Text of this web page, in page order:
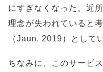
にすぎなくなった。近
理念が失われていると
（Jaun, 2019）として
ちなみに、このサービ